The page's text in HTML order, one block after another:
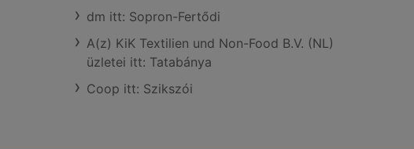
dm itt: Sopron-Fertődi
A(z) KiK Textilien und Non-Food B.V. (NL)
üzletei itt: Tatabánya
Coop itt: Szikszói